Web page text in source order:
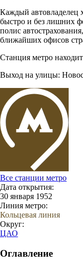
Каждый автовладелец
быстро и без лишних
полис
ближайших офисов
Станция метро
Выход на улицы:
Все станции метро
Дата открытия:
30 января 1952
Линия метро:
Кольцевая линия
Округ:
ЦАО
Оглавление